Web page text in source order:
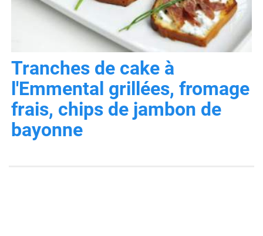
Tranches de cake à
l'Emmental grillées, fromage
frais, chips de jambon de
bayonne